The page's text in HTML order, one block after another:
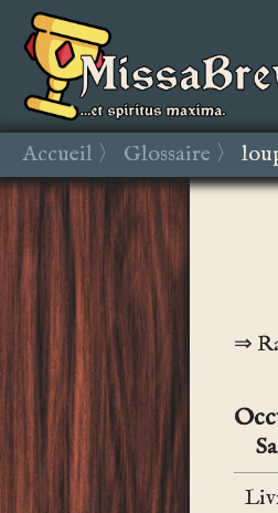
Accueil Glossaire